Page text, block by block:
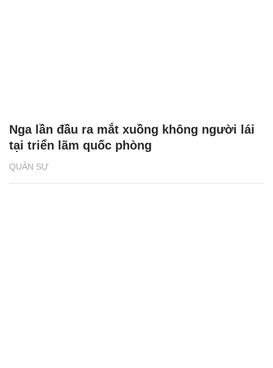
QUÂN SỰ
Nga lần đầu ra mắt xuồng không người lái
tại triển lãm quốc phòng